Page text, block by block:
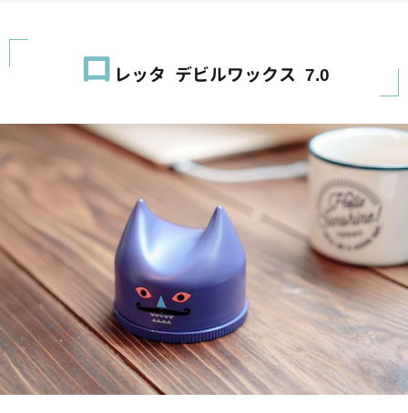
ロ レッタ デビルワックス 7.0